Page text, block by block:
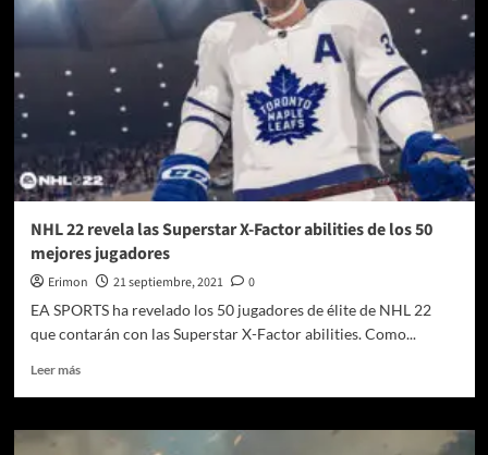
NHL 22 revela las Superstar X-Factor abilities de los 50
mejores jugadores
Erimon 21 septiembre, 2021
0
EA SPORTS ha revelado los 50 jugadores de élite de NHL 22
que contarán con las Superstar X-Factor abilities. Como...
Leer másLeer
NHL